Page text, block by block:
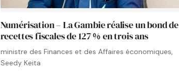
Numérisation – La Gambie réalise un bond de
recettes fiscales de 127 % en trois ans
ministre des Finances et des Affaires économiques,
Seedy Keita